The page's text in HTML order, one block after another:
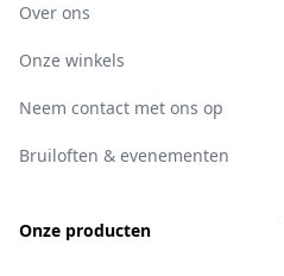
Over ons
Onze winkels
Neem contact met ons op
Bruiloften & evenementen
Onze producten